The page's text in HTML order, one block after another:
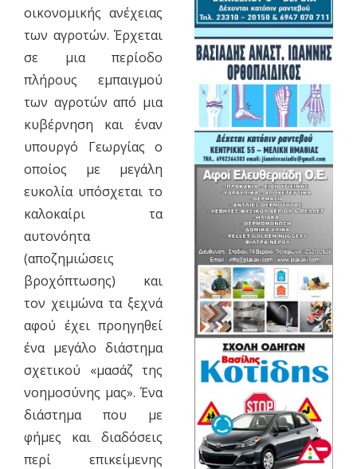
οικονομικής ανέχειας
των αγροτών. Έρχεται
σε μια περίοδο
πλήρους εμπαιγμού
των αγροτών από μια
κυβέρνηση και έναν
υπουργό Γεωργίας ο
οποίος με μεγάλη
ευκολία υπόσχεται το
καλοκαίρι τα
αυτονόητα
(αποζημιώσεις
βροχόπτωσης) και
τον χειμώνα τα ξεχνά
αφού έχει προηγηθεί
ένα μεγάλο διάστημα
σχετικού «μασάζ της
νοημοσύνης μας». Ένα
διάστημα που με
φήμες και διαδόσεις
περί επικείμενης